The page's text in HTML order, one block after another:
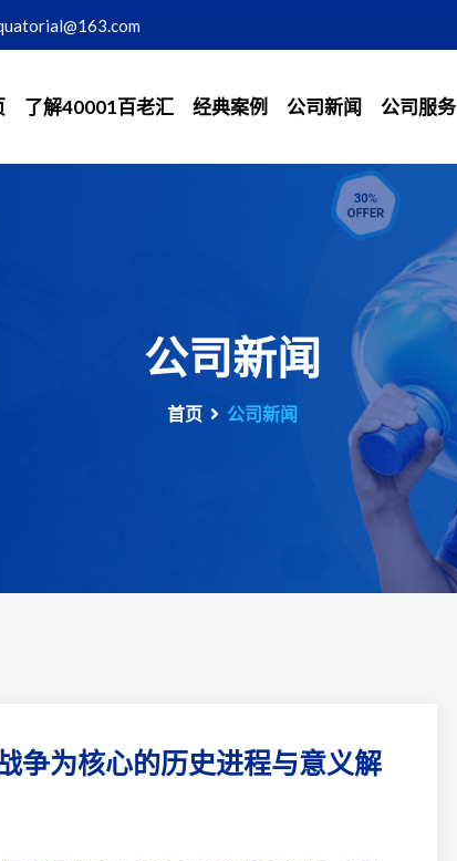
了解40001百老汇 经典案例 公司新闻 公司服务
公司新闻
首页 公司新闻
争为核心的历史进程与意义解